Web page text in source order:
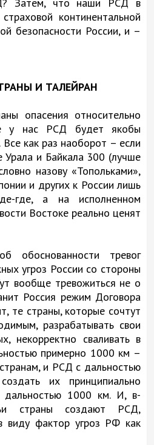
Затем, что наши РСД в
континентальной
безопасности России, и –
И ТАЛЕЙРАН
опасения относительно
у нас РСД будет якобы
как раз наоборот – если
и Байкала 300 (лучше
назову «Топольками»,
и других к России лишь
где, а на исполненном
Востоке реально ценят
обоснованности тревог
угроз России со стороны
вообще тревожиться не о
Россия режим Договора
те страны, которые сочтут
разрабатывать свои
некорректно сваливать в
примерно 1000 км –
и РСД с дальностью
их принципиально
1000 км. И, в-
страны создают РСД,
виду фактор угроз РФ как